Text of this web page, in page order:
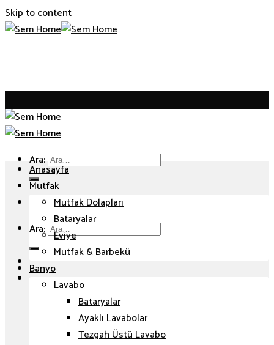
Skip to content
Ara:
Ara:
Anasayfa
Mutfak
Mutfak Dolapları
Bataryalar
Eviye
Mutfak & Barbekü
Banyo
Lavabo
Bataryalar
Ayaklı Lavabolar
Tezgah Üstü Lavabo